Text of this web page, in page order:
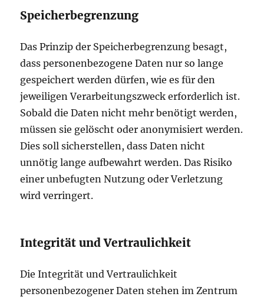
Speicherbegrenzung
Das Prinzip der Speicherbegrenzung besagt,
dass personenbezogene Daten nur so lange
gespeichert werden dürfen, wie es für den
jeweiligen Verarbeitungszweck erforderlich ist.
Sobald die Daten nicht mehr benötigt werden,
müssen sie gelöscht oder anonymisiert werden.
Dies soll sicherstellen, dass Daten nicht
unnötig lange aufbewahrt werden. Das Risiko
einer unbefugten Nutzung oder Verletzung
wird verringert.
Integrität und Vertraulichkeit
Die Integrität und Vertraulichkeit
personenbezogener Daten stehen im Zentrum